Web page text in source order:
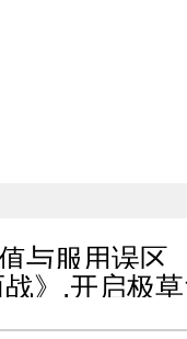
与服用误区
战》,开启极